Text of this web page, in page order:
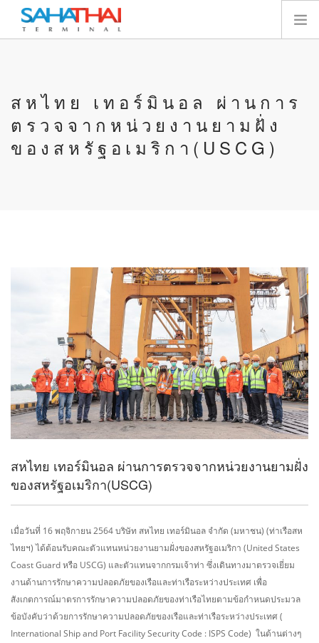
เทอร์มินัล
บริการ
ทรัพยากร
สหไทย เทอร์มินอล ผ่านการ
ตรวจจากหน่วยงานยามฝั่ง
ของสหรัฐอเมริกา(USCG)
สหไทย เทอร์มินอล ผ่านการตรวจจากหน่วยงานยามฝั่ง
ของสหรัฐอเมริกา(USCG)
เมื่อวันที่ 16 พฤจิกายน 2564 บริษัท สหไทย เทอร์มินอล จำกัด (มหาชน) (ท่าเรือสห
ไทยฯ) ได้ต้อนรับคณะตัวแทนหน่วยงานยามฝั่งของสหรัฐอเมริกา (United States
Coast Guard หรือ USCG) และตัวแทนจากกรมเจ้าท่า ซึ่งเดินทางมาตรวจเยี่ยม
งานด้านการรักษาความปลอดภัยของเรือและท่าเรือระหว่างประเทศ เพื่อ
สังเกตการณ์มาตรการรักษาความปลอดภัยของท่าเรือไทยตามข้อกำหนดประมวล
ข้อบังคับว่าด้วยการรักษาความปลอดภัยของเรือและท่าเรือระหว่างประเทศ (
International Ship and Port Facility Security Code : ISPS Code) ในด้านต่างๆ